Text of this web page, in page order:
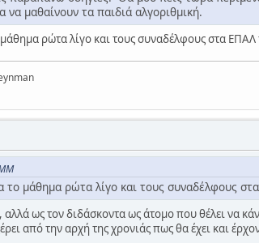
να μαθαίνουν τα παιδιά αλγοριθμική.
ρώτα λίγο και τους συναδέλφους στα
ΜΜ
το μάθημα ρώτα λίγο και τους συναδέλφους
ως τον διδάσκοντα ως άτομο που θέλει να
από την αρχή της χρονιάς πως θα έχει και